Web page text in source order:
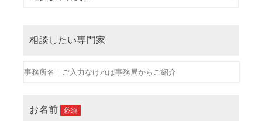
相談したい専門家
お名前 必須